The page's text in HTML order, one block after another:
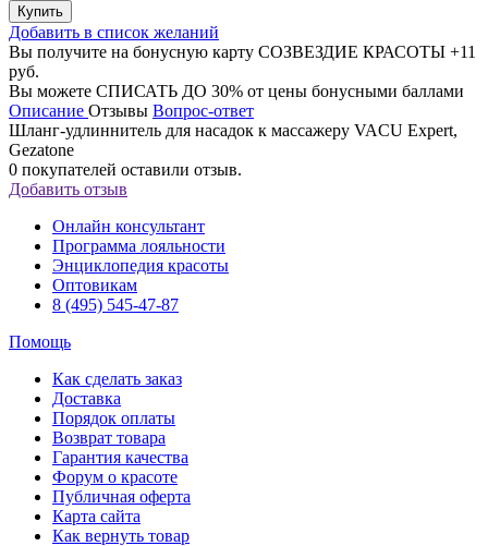
Купить
Добавить в список желаний
Вы получите на бонусную карту СОЗВЕЗДИЕ КРАСОТЫ +11
руб.
Вы можете СПИСАТЬ ДО 30% от цены бонусными баллами
Описание Отзывы Вопрос-ответ
Шланг-удлиннитель для насадок к массажеру VACU Expert,
Gezatone
0 покупателей оставили отзыв.
Добавить отзыв
Онлайн консультант
Программа лояльности
Энциклопедия красоты
Оптовикам
8 (495) 545-47-87
Помощь
Как сделать заказ
Доставка
Порядок оплаты
Возврат товара
Гарантия качества
Форум о красоте
Публичная оферта
Карта сайта
Как вернуть товар